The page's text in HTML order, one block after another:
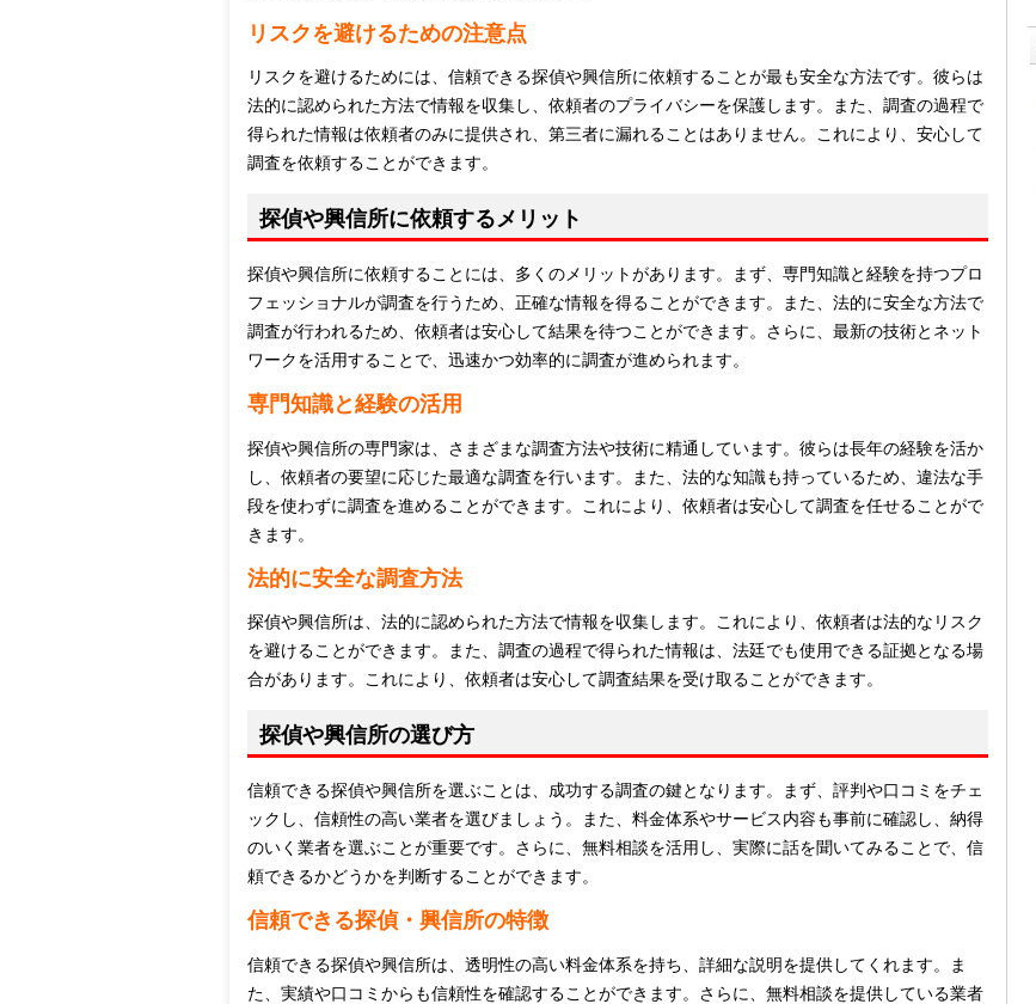
リスクを避けるための注意点
リスクを避けるためには、信頼できる探偵や興信所に依頼することが最も安全な方法です。彼らは
法的に認められた方法で情報を収集し、依頼者のプライバシーを保護します。また、調査の過程で
得られた情報は依頼者のみに提供され、第三者に漏れることはありません。これにより、安心して
調査を依頼することができます。
探偵や興信所に依頼するメリット
探偵や興信所に依頼することには、多くのメリットがあります。まず、専門知識と経験を持つプロ
フェッショナルが調査を行うため、正確な情報を得ることができます。また、法的に安全な方法で
調査が行われるため、依頼者は安心して結果を待つことができます。さらに、最新の技術とネット
ワークを活用することで、迅速かつ効率的に調査が進められます。
専門知識と経験の活用
探偵や興信所の専門家は、さまざまな調査方法や技術に精通しています。彼らは長年の経験を活か
し、依頼者の要望に応じた最適な調査を行います。また、法的な知識も持っているため、違法な手
段を使わずに調査を進めることができます。これにより、依頼者は安心して調査を任せることがで
きます。
法的に安全な調査方法
探偵や興信所は、法的に認められた方法で情報を収集します。これにより、依頼者は法的なリスク
を避けることができます。また、調査の過程で得られた情報は、法廷でも使用できる証拠となる場
合があります。これにより、依頼者は安心して調査結果を受け取ることができます。
探偵や興信所の選び方
信頼できる探偵や興信所を選ぶことは、成功する調査の鍵となります。まず、評判や口コミをチェ
ックし、信頼性の高い業者を選びましょう。また、料金体系やサービス内容も事前に確認し、納得
のいく業者を選ぶことが重要です。さらに、無料相談を活用し、実際に話を聞いてみることで、信
頼できるかどうかを判断することができます。
信頼できる探偵・興信所の特徴
信頼できる探偵や興信所は、透明性の高い料金体系を持ち、詳細な説明を提供してくれます。ま
た、実績や口コミからも信頼性を確認することができます。さらに、無料相談を提供している業者